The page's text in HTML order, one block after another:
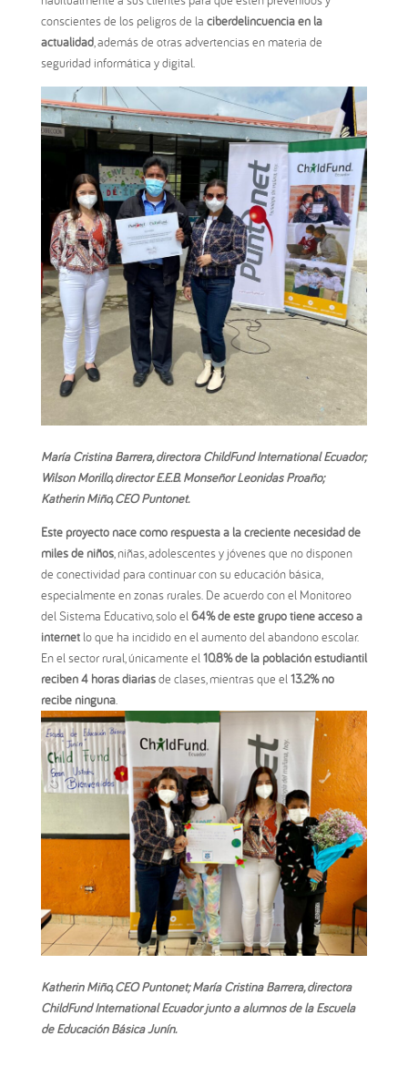
conscientes de los peligros de la ciberdelincuencia en la
actualidad, además de otras advertencias en materia de
seguridad informática y digital.
María Cristina Barrera, directora ChildFund International Ecuador;
Wilson Morillo, director E.E.B. Monseñor Leonidas Proaño;
Katherin Miño, CEO Puntonet.
Este proyecto nace como respuesta a la creciente necesidad de
miles de niños, niñas, adolescentes y jóvenes que no disponen
de conectividad para continuar con su educación básica,
especialmente en zonas rurales. De acuerdo con el Monitoreo
del Sistema Educativo, solo el64% de este grupo tiene acceso a
internetlo que ha incidido en el aumento del abandono escolar.
En el sector rural, únicamente el10.8% de la población estudiantil
reciben 4 horas diariasde clases, mientras que el13.2% no
recibe ninguna.
Katherin Miño, CEO Puntonet; María Cristina Barrera, directora
ChildFund International Ecuador junto a alumnos de la Escuela
de Educación Básica Junín.